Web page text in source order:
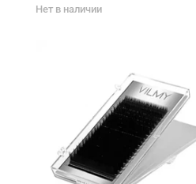
Нет в наличии